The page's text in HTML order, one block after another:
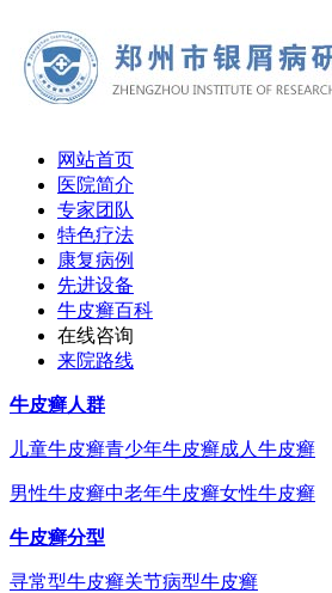
网站首页
医院简介
专家团队
特色疗法
康复病例
先进设备
牛皮癣百科
在线咨询
来院路线
牛皮癣人群
儿童牛皮癣青少年牛皮癣成人牛皮癣
男性牛皮癣中老年牛皮癣女性牛皮癣
牛皮癣分型
寻常型牛皮癣关节病型牛皮癣